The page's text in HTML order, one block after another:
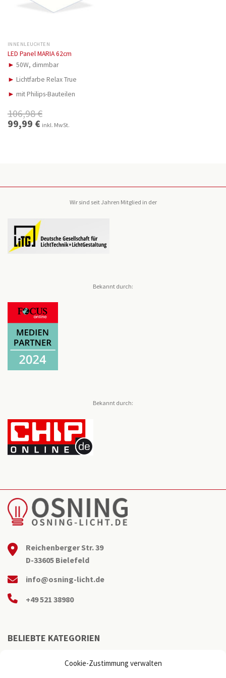
Cookie-Zustimmung verwalten
INNENLEUCHTEN
LED Panel MARIA 62cm
► 50W, dimmbar
► Lichtfarbe Relax True
► mit Philips-Bauteilen
106,98€
Ursprünglicher
Preis
99,99 €Aktueller
Preis
inkl. MwSt.
Wir sind seit Jahren Mitglied in der
Bekannt durch:
Bekannt durch:
Reichenberger Str. 39
D-33605 Bielefeld
info@osning-licht.de
+49 521 38980
BELIEBTE KATEGORIEN
Büroleuchten